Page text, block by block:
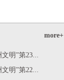
more+
明”第23...
明”第22...